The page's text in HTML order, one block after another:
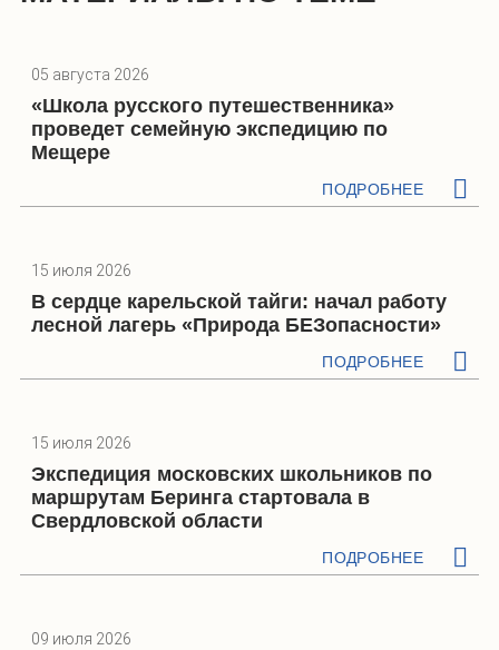
05 августа 2026
«Школа русского путешественника»
проведет семейную экспедицию по
Мещере
ПОДРОБНЕЕ
15 июля 2026
В сердце карельской тайги: начал работу
лесной лагерь «Природа БЕЗопасности»
ПОДРОБНЕЕ
15 июля 2026
Экспедиция московских школьников по
маршрутам Беринга стартовала в
Свердловской области
ПОДРОБНЕЕ
09 июля 2026